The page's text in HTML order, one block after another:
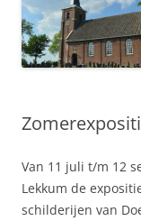
Van 11 juli t/m 12
Lekkum de
schilderijen van